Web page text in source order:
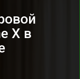
X в